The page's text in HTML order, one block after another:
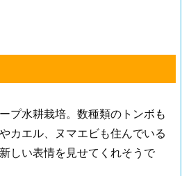
プ水耕栽培。数種類のトンボも
カエル、ヌマエビも住んでいる
しい表情を見せてくれそうで